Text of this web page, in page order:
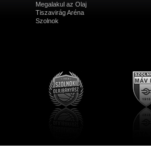
Megalakul az Olaj
Tiszavirág Aréna
Szolnok